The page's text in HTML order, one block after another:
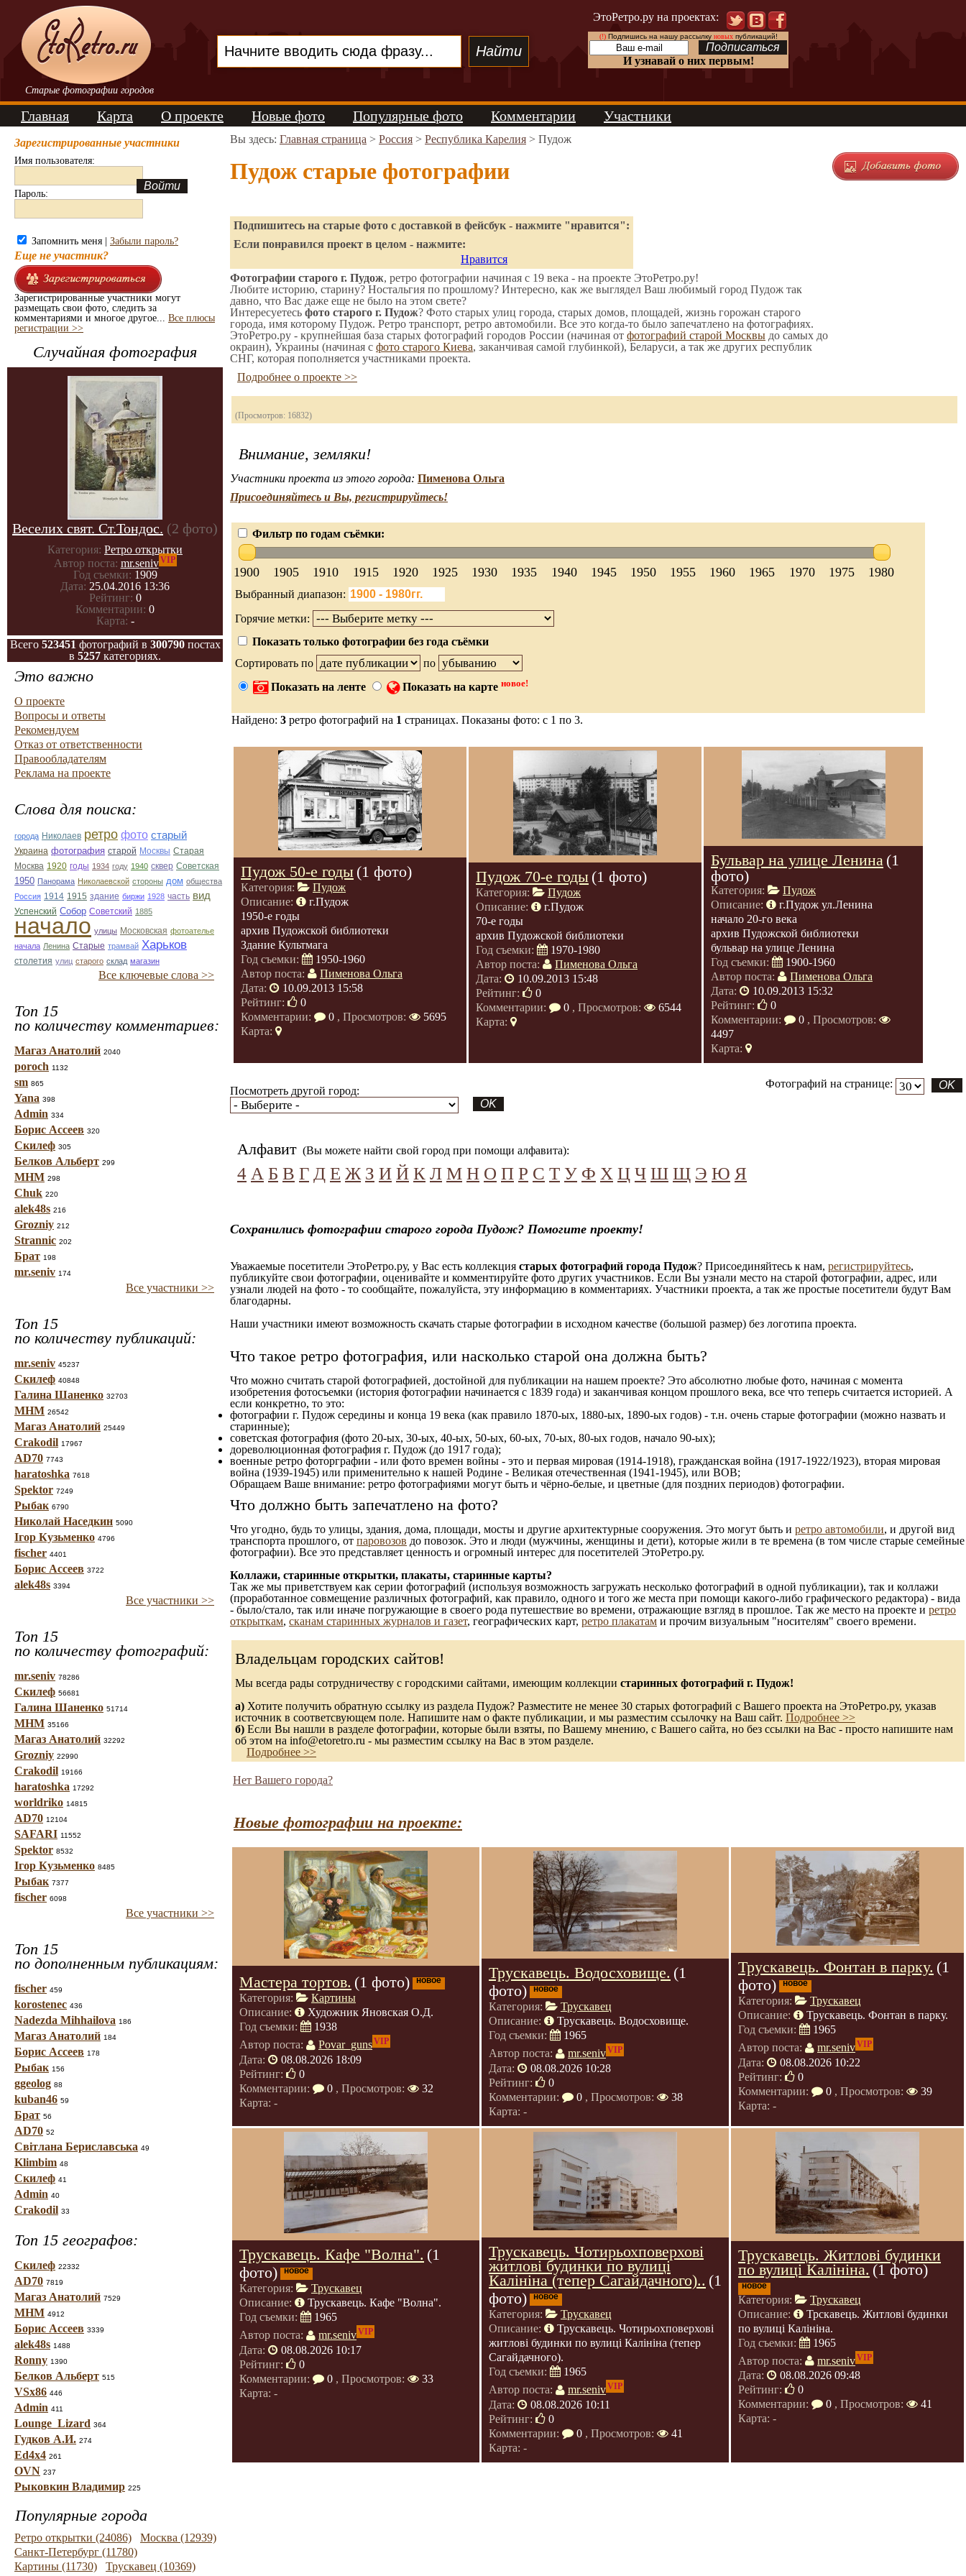
Старые фотографии городов
ЭтоРетро.ру на проектах:
(!)Подпишись на нашу рассылку новыхпубликаций!
И узнавай о них первым!
Главная Карта О проекте Новые фото Популярные фото Комментарии Участники
Зарегистрированные участники
Имя пользователя:
Пароль:
Запомнить меня | Забыли пароль?
Еще не участник?
Зарегистрированные участники могут
размещать свои фото, следить за
комментариями и многое другое... Все плюсы
регистрации >>
Случайная фотография
Веселих свят. Ст.Тондос. (2 фото)
Категория: Ретро открытки
Автор поста: mr.senivVIP
Год съемки: 1909
Дата: 25.04.2016 13:36
Рейтинг: 0
Комментарии: 0
Карта: -
Всего 523451 фотографий в 300790постах
в 5257 категориях.
Это важно
О проекте
Вопросы и ответы
Рекомендуем
Отказ от ответственности
Правообладателям
Реклама на проекте
Слова для поиска:
города Николаев ретро фото старый
Украина фотография старой Москвы Старая
Москва 1920 годы 1934 году 1940 сквер Советская
1950 Панорама Николаевской стороны дом общества
Россия 1914 1915 здание биржи 1928 часть вид
Успенский Собор Советский 1885
начало улицы Московская фотоателье
начала Ленина Старые трамвай Харьков
столетия улиц старого склад магазин
Все ключевые слова >>
Топ 15
по количеству комментариев:
Магаз Анатолий 2040
poroch 1132
sm 865
Yana 398
Admin 334
Борис Ассеев 320
Скилеф 305
Белков Альберт 299
МНМ 298
Chuk 220
alek48s 216
Grozniy 212
Strannic 202
Брат 198
mr.seniv 174
Все участники >>
Топ 15
по количеству публикаций:
mr.seniv 45237
Скилеф 40848
Галина Шаненко 32703
МНМ 26542
Магаз Анатолий 25449
Crakodil 17967
AD70 7743
haratoshka 7618
Spektor 7249
Рыбак 6790
Николай Наседкин 5090
Ігор Кузьменко 4796
fischer 4401
Борис Ассеев 3722
alek48s 3394
Все участники >>
Топ 15
по количеству фотографий:
mr.seniv 78286
Скилеф 56681
Галина Шаненко 51714
МНМ 35166
Магаз Анатолий 32292
Grozniy 22990
Crakodil 19166
haratoshka 17292
worldriko 14815
AD70 12104
SAFARI 11552
Spektor 8532
Ігор Кузьменко 8485
Рыбак 7377
fischer 6098
Все участники >>
Топ 15
по дополненным публикациям:
fischer 459
korostenec 436
Nadezda Mihhailova 186
Магаз Анатолий 184
Борис Ассеев 178
Рыбак 156
ggeolog 88
kuban46 59
Брат 56
AD70 52
Світлана Бериславська 49
Klimbim 48
Скилеф 41
Admin 40
Crakodil 33
Топ 15 географов:
Скилеф 22332
AD70 7819
Магаз Анатолий 7529
МНМ 4912
Борис Ассеев 3339
alek48s 1488
Ronny 1390
Белков Альберт 515
VSx86 446
Admin 411
Lounge_Lizard 364
Гудков А.И. 274
Ed4x4 261
OVN 237
Рыковкин Владимир 225
Популярные города
Ретро открытки (24086)
Москва (12939)
Санкт-Петербург (11780)
Картины (11730)
Трускавец (10369)
Вы здесь: Главная страница > Россия > Республика Карелия > Пудож
Пудож старые фотографии
Подпишитесь на старые фото с доставкой в фейсбук - нажмите "нравится":
Если понравился проект в целом - нажмите:
Нравится
Фотографии старого г. Пудож, ретро фотографии начиная с 19 века - на проекте ЭтоРетро.ру!
Любите историю, старину? Ностальгия по прошлому? Интересно, как же выглядел Ваш любимый город Пудож так
давно, что Вас даже еще не было на этом свете?
Интересуетесь фото старого г. Пудож? Фото старых улиц города, старых домов, площадей, жизнь горожан старого
города, имя которому Пудож. Ретро транспорт, ретро автомобили. Все это когда-то было запечатлено на фотографиях.
ЭтоРетро.ру - крупнейшая база старых фотографий городов России (начиная от фотографий старой Москвы до самых до
окраин), Украины (начиная с фото старого Киева, заканчивая самой глубинкой), Беларуси, а так же других республик
СНГ, которая пополняется участниками проекта.
Подробнее о проекте >>
(Просмотров: 16832)
Внимание, земляки!
Участники проекта из этого города: Пименова Ольга
Присоединяйтесь и Вы, регистрируйтесь!
Фильтр по годам съёмки:
1900 1905 1910 1915 1920 1925 1930 1935 1940 1945 1950 1955 1960 1965 1970 1975 1980
Выбранный диапазон:
Горячие метки:
Показать только фотографии без года съёмки
Сортировать по
по
Показать на ленте
Показать на карте новое!
Найдено: 3 ретро фотографий на 1 страницах. Показаны фото: с 1 по 3.
Пудож 50-е годы (1 фото)
Категория:
Пудож
Описание:
г.Пудож
1950-е годы
архив Пудожской библиотеки
Здание Культмага
Год съемки:
1950-1960
Автор поста:
Пименова Ольга
Дата:
10.09.2013 15:58
Рейтинг:
0
Комментарии:
0 , Просмотров:
5695
Карта:
Пудож 70-е годы (1 фото)
Категория:
Пудож
Описание:
г.Пудож
70-е годы
архив Пудожской библиотеки
Год съемки:
1970-1980
Автор поста:
Пименова Ольга
Дата:
10.09.2013 15:48
Рейтинг:
0
Комментарии:
0 , Просмотров:
6544
Карта:
Бульвар на улице Ленина (1
фото)
Категория:
Пудож
Описание:
г.Пудож ул.Ленина
начало 20-го века
архив Пудожской библиотеки
бульвар на улице Ленина
Год съемки:
1900-1960
Автор поста:
Пименова Ольга
Дата:
10.09.2013 15:32
Рейтинг:
0
Комментарии:
0 , Просмотров:
4497
Карта:
Посмотреть другой город:
Фотографий на странице:
Алфавит (Вы можете найти свой город при помощи алфавита):
4 А Б В Г Д Е Ж З И Й К Л М Н О П Р С Т У Ф Х Ц Ч Ш Щ Э Ю Я
Сохранились фотографии старого города Пудож? Помогите проекту!
Уважаемые посетители ЭтоРетро.ру, у Вас есть коллекция старых фотографий города Пудож? Присоединяйтесь к нам, регистрируйтесь,
публикуйте свои фотографии, оценивайте и комментируйте фото других участников. Если Вы узнали место на старой фотографии, адрес, или
узнали людей на фото - то сообщайте, пожалуйста, эту информацию в комментариях. Участники проекта, а так же простые посетители будут Вам
благодарны.
Наши участники имеют возможность скачать старые фотографии в исходном качестве (большой размер) без логотипа проекта.
Что такое ретро фотография, или насколько старой она должна быть?
Что можно считать старой фотографией, достойной для публикации на нашем проекте? Это абсолютно любые фото, начиная c момента
изобретения фотосъемки (история фотографии начинается с 1839 года) и заканчивая концом прошлого века, все что теперь считается историей. А
если конкретно, то это:
фотографии г. Пудож середины и конца 19 века (как правило 1870-ых, 1880-ых, 1890-ых годов) - т.н. очень старые фотографии (можно назвать и
старинные);
советская фотография (фото 20-ых, 30-ых, 40-ых, 50-ых, 60-ых, 70-ых, 80-ых годов, начало 90-ых);
дореволюционная фотография г. Пудож (до 1917 года);
военные ретро фоторграфии - или фото времен войны - это и первая мировая (1914-1918), гражданская война (1917-1922/1923), вторая мировая
война (1939-1945) или применительно к нашей Родине - Великая отечественная (1941-1945), или ВОВ;
Обращаем Ваше внимание: ретро фотографиями могут быть и чёрно-белые, и цветные (для поздних периодов) фотографии.
Что должно быть запечатлено на фото?
Что угодно, будь то улицы, здания, дома, площади, мосты и другие архитектурные сооружения. Это могут быть и ретро автомобили, и другой вид
транспорта прошлого, от паровозов до повозок. Это и люди (мужчины, женщины и дети), которые жили в те времена (в том числе старые семейные
фотографии). Все это представляет ценность и огромный интерес для посетителей ЭтоРетро.ру.
Коллажи, старинные открытки, плакаты, старинные карты?
Так же мы приветствуем как серии фотографий (используя возможность загружать несколько фотографий в одной публикации), так и коллажи
(проработанное совмещение различных фотографий, как правило, одного и того же места при помощи какого-либо графического редактора) - вида
- было/стало, так или иначе погружающие в своего рода путешествие во времени, отражающие взгляд в прошлое. Так же место на проекте и ретро
открыткам, сканам старинных журналов и газет, географических карт, ретро плакатам и прочим визуальным "носителям" своего времени.
Владельцам городских сайтов!
Мы всегда рады сотрудничеству с городскими сайтами, имеющим коллекции старинных фотографий г. Пудож!
а) Хотите получить обратную ссылку из раздела Пудож? Разместите не менее 30 старых фотографий с Вашего проекта на ЭтоРетро.ру, указав
источник в соответсвующем поле. Напишите нам о факте публикации, и мы разместим ссылочку на Ваш сайт. Подробнее >>
б) Если Вы нашли в разделе фотографии, которые были взяты, по Вашему мнению, с Вашего сайта, но без ссылки на Вас - просто напишите нам
об этом на info@etoretro.ru - мы разместим ссылку на Вас в этом разделе.
Подробнее >>
Нет Вашего города?
Новые фотографии на проекте:
Мастера тортов. (1 фото) новое
Категория:
Картины
Описание:
Художник Яновская О.Д.
Год съемки:
1938
Автор поста:
Povar_gunsVIP
Дата:
08.08.2026 18:09
Рейтинг:
0
Комментарии:
0 , Просмотров:
32
Карта: -
Трускавець. Водосховище. (1
фото)
новое
Категория:
Трускавец
Описание:
Трускавець. Водосховище.
Год съемки:
1965
Автор поста:
mr.senivVIP
Дата:
08.08.2026 10:28
Рейтинг:
0
Комментарии:
0 , Просмотров:
38
Карта: -
Трускавець. Фонтан в парку. (1
фото)
новое
Категория:
Трускавец
Описание:
Трускавець. Фонтан в парку.
Год съемки:
1965
Автор поста:
mr.senivVIP
Дата:
08.08.2026 10:22
Рейтинг:
0
Комментарии:
0 , Просмотров:
39
Карта: -
Трускавець. Кафе "Волна". (1
фото)
новое
Категория:
Трускавец
Описание:
Трускавець. Кафе "Волна".
Год съемки:
1965
Автор поста:
mr.senivVIP
Дата:
08.08.2026 10:17
Рейтинг:
0
Комментарии:
0 , Просмотров:
33
Карта: -
Трускавець. Чотирьохповерхові
житлові будинки по вулиці
Калініна (тепер Сагайдачного).. (1
фото)
новое
Категория:
Трускавец
Описание:
Трускавець. Чотирьохповерхові
житлові будинки по вулиці Калініна (тепер
Сагайдачного).
Год съемки:
1965
Автор поста:
mr.senivVIP
Дата:
08.08.2026 10:11
Рейтинг:
0
Комментарии:
0 , Просмотров:
41
Карта: -
Трускавець. Житлові будинки
по вулиці Калініна.(1 фото)
новое
Категория:
Трускавец
Описание:
Трскавець. Житлові будинки
по вулиці Калініна.
Год съемки:
1965
Автор поста:
mr.senivVIP
Дата:
08.08.2026 09:48
Рейтинг:
0
Комментарии:
0 , Просмотров:
41
Карта: -